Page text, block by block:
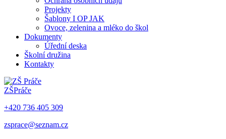
Projekty
Šablony I OP JAK
Ovoce, zelenina a mléko do škol
Dokumenty
Úřední deska
Školní družina
Kontakty
ZŠPráče
+420 736 405 309
zsprace@seznam.cz